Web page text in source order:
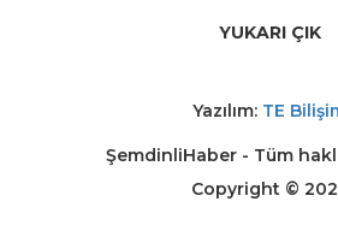
YUKARI ÇIK
Yazılım: TE
ŞemdinliHaber - Tüm
Copyright ©